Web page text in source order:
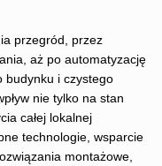
przegród, przez
aż po automatyzację
i czystego
nie tylko na stan
całej lokalnej
technologie, wsparcie
montażowe,